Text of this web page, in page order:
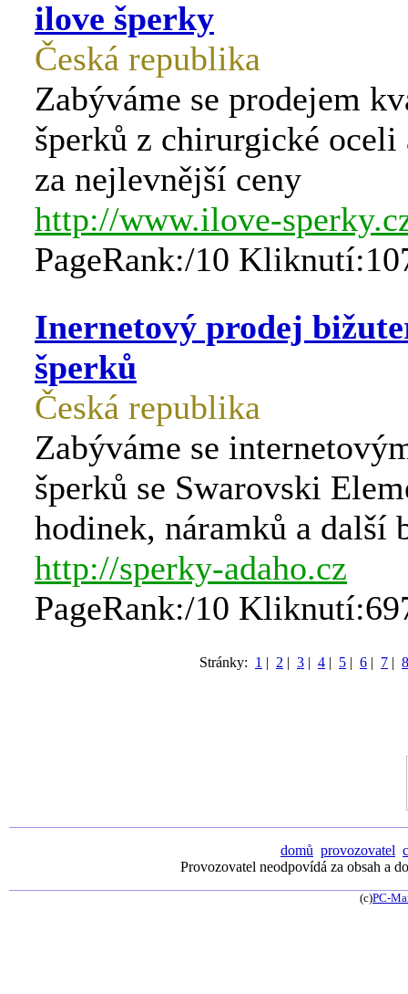
ilove šperky
Česká republika
Zabýváme se prodejem
šperků z chirurgické oceli
za nejlevnější ceny
http://www.ilove-
PageRank:/10
Inernetový prodej
šperků
Česká republika
Zabýváme se
šperků se Swarovski
hodinek, náramků a další
http://sperky-adaho.cz
PageRank:/10
Stránky: 1 | 2 | 3 | 4 | 5 | 6 | 7 | 8
domů provozovatel
Provozovatel neodpovídá za obsah a
(c)PC-